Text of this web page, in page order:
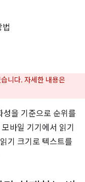
니다. 자세한 내용은
성을 기준으로 순위를
바일 기기에서 읽기
기 크기로 텍스트를